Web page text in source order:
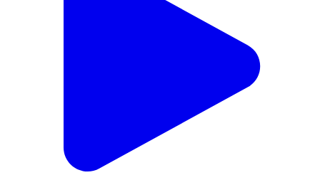
ରାଉରକେଲା; ରେଲୱେ ଷ୍ଟେସନ ରେ ଦେୟ ପାର୍କିଂ ନେଇଥିବା
ସଂସ୍ଥା ରେଲୱେ ପ୍ରଶାସନ ଉପରେ ଅସହଯୋଗ ଅଭିଯୋଗ